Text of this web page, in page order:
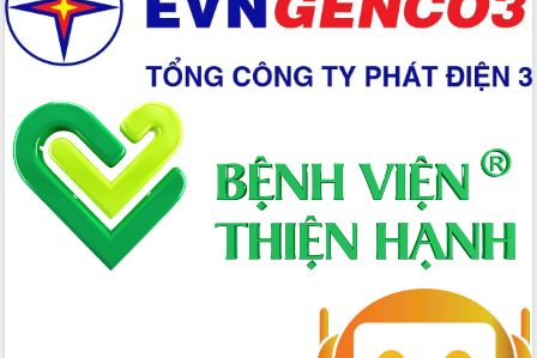
Tổ chức trang trọng Lễ hội Đền thờ
Lương Văn Chánh năm 2026
Phó Bí thư Tỉnh ủy Đắk Lắk Đỗ Hữu
Huy giữ chức Bí thư Đảng ủy Ủy Ban
Nhân dân tỉnh
Bệnh án điện tử thúc đẩy chuyển đổi
số y tế tại Đắk Lắk
Chuyển đổi số thư viện: Mở rộng
không gian tri thức trong thời đại số
Đánh giá, rút kinh nghiệm công tác tổ
chức diễn tập trước ngày bầu cử